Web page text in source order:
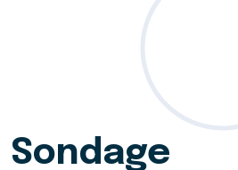
Sondage